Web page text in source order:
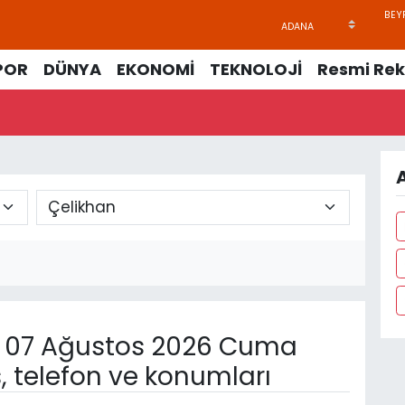
DÜNYA EKONOMİ TEKNOLOJİ Resmi
07 Ağustos 2026 Cuma
ve konumları